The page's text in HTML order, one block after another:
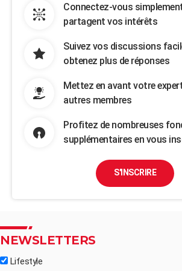
Connectez-vous
partagent vos intérêts
Suivez vos discussions
obtenez plus de réponses
Mettez en avant votre
autres membres
Profitez de nombreuses
supplémentaires en vous
S'INSCRIRE
NEWSLETTERS
Lifestyle